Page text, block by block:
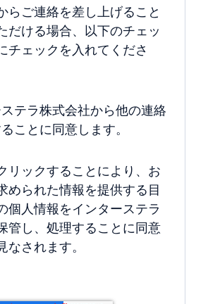
らご連絡を差し上げること
だける場合、以下のチェッ
チェックを入れてくださ
テラ株式会社から他の連絡
ことに同意します。
リックすることにより、お
められた情報を提供する目
個人情報をインターステラ
管し、処理することに同意
なされます。